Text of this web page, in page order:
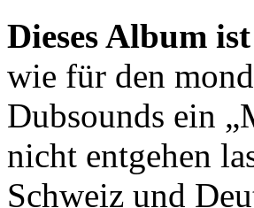
Dieses Album
wie für den
Dubsounds ein
nicht entgehen
Schweiz und